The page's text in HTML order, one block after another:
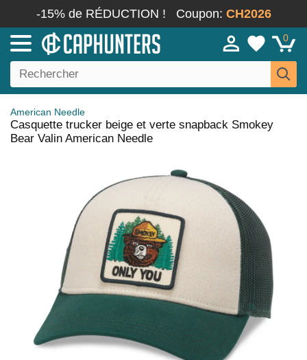
-15% de RÉDUCTION ! Coupon: CH2026
0
American Needle
Casquette trucker beige et verte snapback Smokey
Bear Valin American Needle